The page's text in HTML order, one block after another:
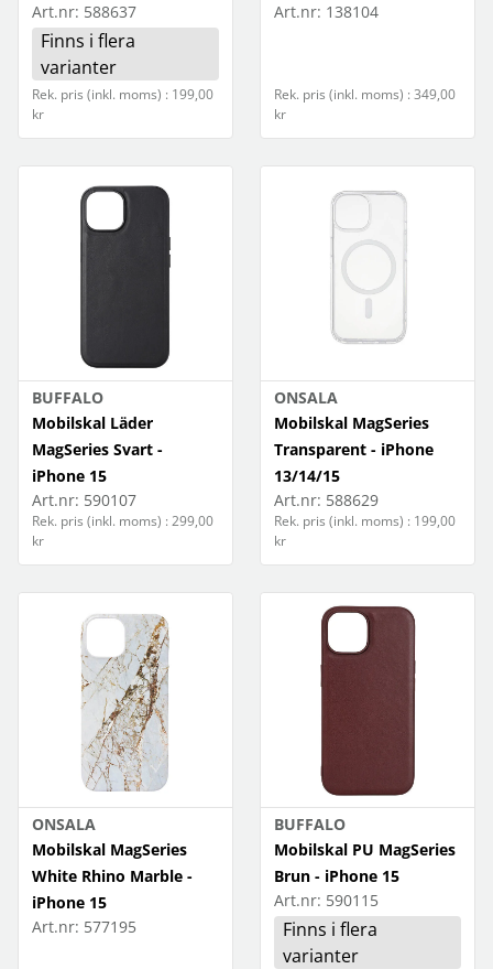
iPhone 17 Pro
iPhone 17 Pro Max
iPhone 17e
Samsung S24
Samsung S24 FE
Samsung S24 Ultra
Samsung S23 FE
Samsung S25
Samsung S25+
Samsung S25 FE
Samsung S25 Ultra
Samsung S26
Samsung S26+
Samsung S26 Ultra
Samsung A05s
Samsung A07
Samsung A15 5G & 4G
Samsung A16
Samsung A17
Art.nr: 588637
Finns i flera
varianter
Rek. pris (inkl. moms) : 199,00
kr
Art.nr: 138104
Rek. pris (inkl. moms) : 349,00
kr
BUFFALO
Mobilskal Läder
MagSeries Svart -
iPhone 15
Art.nr: 590107
Rek. pris (inkl. moms) : 299,00
kr
ONSALA
Mobilskal MagSeries
Transparent - iPhone
13/14/15
Art.nr: 588629
Rek. pris (inkl. moms) : 199,00
kr
ONSALA
Mobilskal MagSeries
White Rhino Marble -
iPhone 15
Art.nr: 577195
BUFFALO
Mobilskal PU MagSeries
Brun - iPhone 15
Art.nr: 590115
Finns i flera
varianter